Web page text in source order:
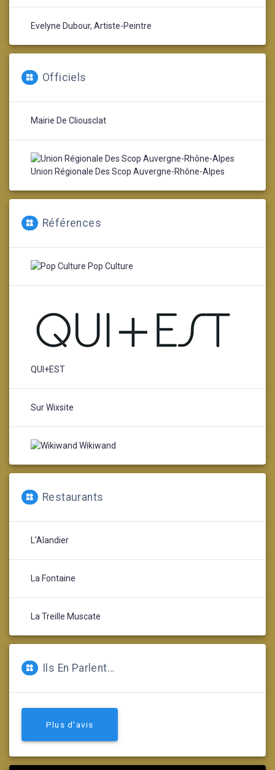
Evelyne Dubour, Artiste-Peintre
Officiels
Mairie De Cliousclat
Union Régionale Des Scop Auvergne-Rhône-Alpes
Références
Pop Culture
QUI+EST
Sur Wixsite
Wikiwand
Restaurants
L'Alandier
La Fontaine
La Treille Muscate
Ils En Parlent…
Plus d'avis